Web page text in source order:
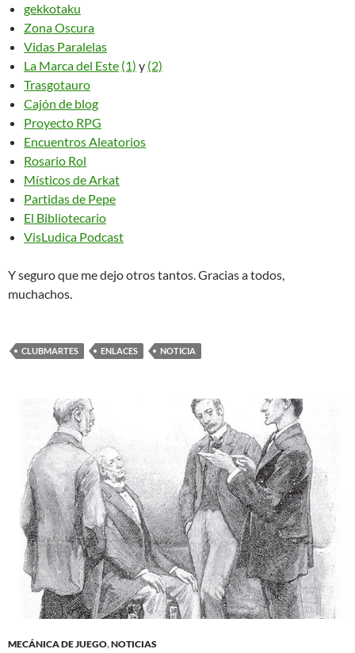
gekkotaku
Zona Oscura
Vidas Paralelas
La Marca del Este (1) y (2)
Trasgotauro
Cajón de blog
Proyecto RPG
Encuentros Aleatorios
Rosario Rol
Místicos de Arkat
Partidas de Pepe
El Bibliotecario
VisLudica Podcast
Y seguro que me dejo otros tantos. Gracias a todos,
muchachos.
CLUBMARTES ENLACES NOTICIA
MECÁNICA DE JUEGO,NOTICIAS